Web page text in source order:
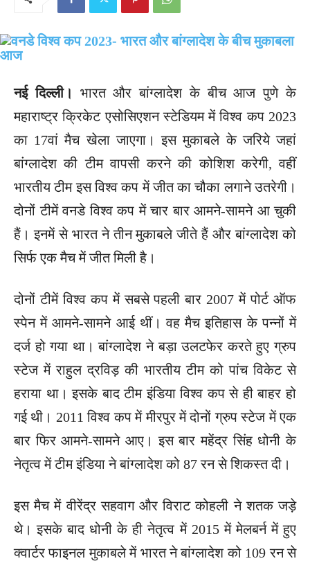
नई दिल्ली।
भारत और बांग्लादेश के बीच आज पुणे के
महाराष्ट्र क्रिकेट एसोसिएशन स्टेडियम में विश्व कप 2023
का 17वां मैच खेला जाएगा। इस मुकाबले के जरिये जहां
बांग्लादेश की टीम वापसी करने की कोशिश करेगी, वहीं
भारतीय टीम इस विश्व कप में जीत का चौका लगाने उतरेगी।
दोनों टीमें वनडे विश्व कप में चार बार आमने-सामने आ चुकी
हैं। इनमें से भारत ने तीन मुकाबले जीते हैं और बांग्लादेश को
सिर्फ एक मैच में जीत मिली है।
दोनों टीमें विश्व कप में सबसे पहली बार 2007 में पोर्ट ऑफ
स्पेन में आमने-सामने आई थीं। वह मैच इतिहास के पन्नों में
दर्ज हो गया था। बांग्लादेश ने बड़ा उलटफेर करते हुए ग्रुप
स्टेज में राहुल द्रविड़ की भारतीय टीम को पांच विकेट से
हराया था। इसके बाद टीम इंडिया विश्व कप से ही बाहर हो
गई थी। 2011 विश्व कप में मीरपुर में दोनों ग्रुप स्टेज में एक
बार फिर आमने-सामने आए। इस बार महेंद्र सिंह धोनी के
नेतृत्व में टीम इंडिया ने बांग्लादेश को 87 रन से शिकस्त दी।
इस मैच में वीरेंद्र सहवाग और विराट कोहली ने शतक जड़े
थे। इसके बाद धोनी के ही नेतृत्व में 2015 में मेलबर्न में हुए
क्वार्टर फाइनल मुकाबले में भारत ने बांग्लादेश को 109 रन से